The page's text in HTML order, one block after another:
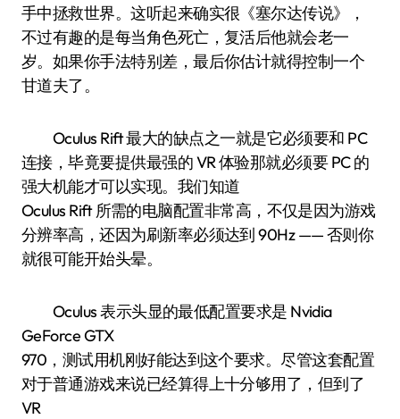
手中拯救世界。这听起来确实很《塞尔达传说》，
不过有趣的是每当角色死亡，复活后他就会老一
岁。如果你手法特别差，最后你估计就得控制一个
甘道夫了。
Oculus Rift 最大的缺点之一就是它必须要和 PC
连接，毕竟要提供最强的 VR 体验那就必须要 PC 的
强大机能才可以实现。我们知道
Oculus Rift 所需的电脑配置非常高，不仅是因为游戏
分辨率高，还因为刷新率必须达到 90Hz —— 否则你
就很可能开始头晕。
Oculus 表示头显的最低配置要求是 Nvidia
GeForce GTX
970，测试用机刚好能达到这个要求。尽管这套配置
对于普通游戏来说已经算得上十分够用了，但到了
VR